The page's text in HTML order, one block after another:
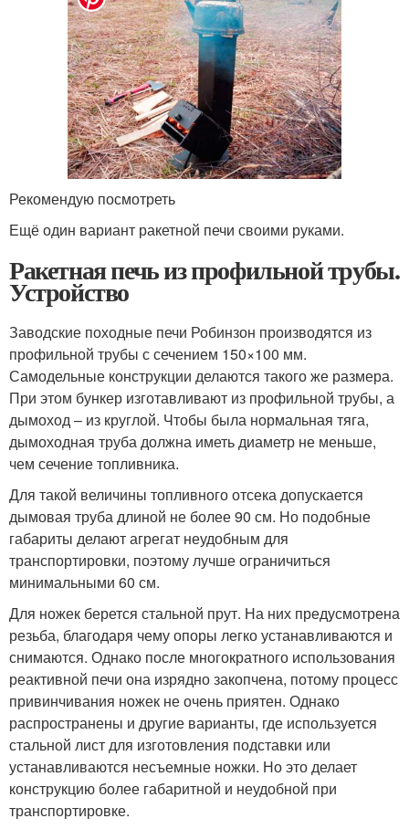
Рекомендую посмотреть
Ещё один вариант ракетной печи своими руками.
Ракетная печь из профильной трубы.
Устройство
Заводские походные печи Робинзон производятся из
профильной трубы с сечением 150×100 мм.
Самодельные конструкции делаются такого же размера.
При этом бункер изготавливают из профильной трубы, а
дымоход – из круглой. Чтобы была нормальная тяга,
дымоходная труба должна иметь диаметр не меньше,
чем сечение топливника.
Для такой величины топливного отсека допускается
дымовая труба длиной не более 90 см. Но подобные
габариты делают агрегат неудобным для
транспортировки, поэтому лучше ограничиться
минимальными 60 см.
Для ножек берется стальной прут. На них предусмотрена
резьба, благодаря чему опоры легко устанавливаются и
снимаются. Однако после многократного использования
реактивной печи она изрядно закопчена, потому процесс
привинчивания ножек не очень приятен. Однако
распространены и другие варианты, где используется
стальной лист для изготовления подставки или
устанавливаются несъемные ножки. Но это делает
конструкцию более габаритной и неудобной при
транспортировке.